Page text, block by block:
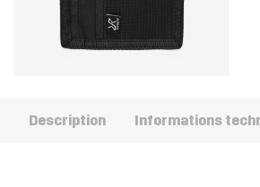
Description Informations